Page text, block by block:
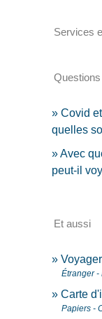
Services
Covid
quelles
Avec
peut-il
Et aussi
Étranger -
Carte
Papiers -